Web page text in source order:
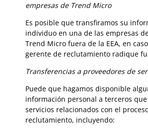
empresas de Trend Micro
Es posible que transfiramos su
individuo en una de las empresas
Trend Micro fuera de la EEA, en
gerente de reclutamiento radique
Transferencias a proveedores de
Puede que hagamos disponible
información personal a terceros
servicios relacionados con el
reclutamiento, incluyendo: